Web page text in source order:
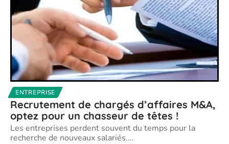
ENTREPRISE
Recrutement de chargés d’affaires M&A,
optez pour un chasseur de têtes !
Les entreprises perdent souvent du temps pour la
recherche de nouveaux salariés.…